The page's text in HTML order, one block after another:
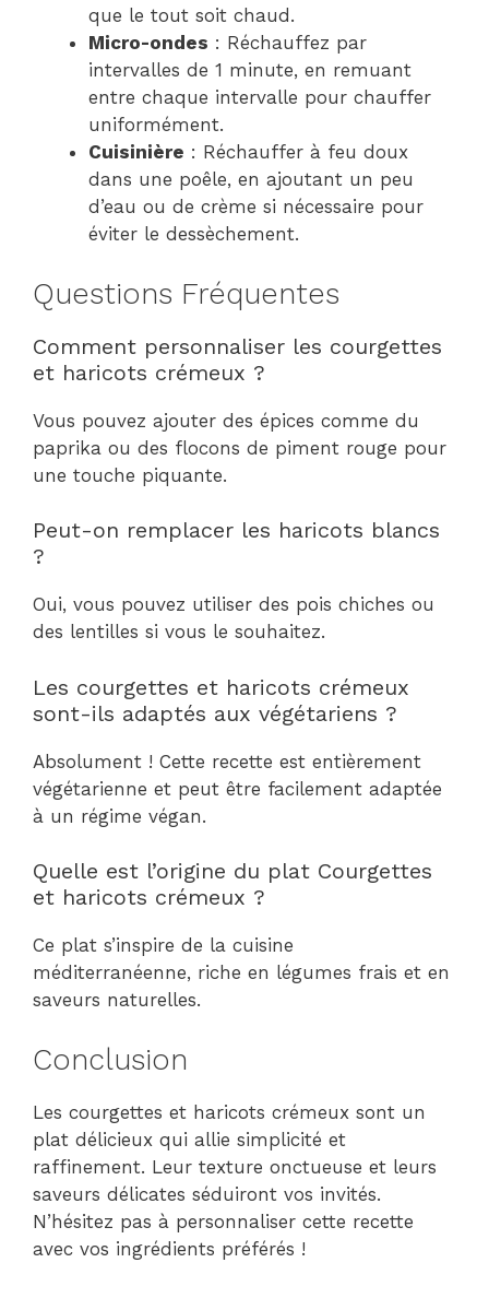
que le tout soit chaud.
Micro-ondes : Réchauffez par
intervalles de 1 minute, en remuant
entre chaque intervalle pour chauffer
uniformément.
Cuisinière : Réchauffer à feu doux
dans une poêle, en ajoutant un peu
d’eau ou de crème si nécessaire pour
éviter le dessèchement.
Questions Fréquentes
Comment personnaliser les courgettes
et haricots crémeux ?
Vous pouvez ajouter des épices comme du
paprika ou des flocons de piment rouge pour
une touche piquante.
Peut-on remplacer les haricots blancs
?
Oui, vous pouvez utiliser des pois chiches ou
des lentilles si vous le souhaitez.
Les courgettes et haricots crémeux
sont-ils adaptés aux végétariens ?
Absolument ! Cette recette est entièrement
végétarienne et peut être facilement adaptée
à un régime végan.
Quelle est l’origine du plat Courgettes
et haricots crémeux ?
Ce plat s’inspire de la cuisine
méditerranéenne, riche en légumes frais et en
saveurs naturelles.
Conclusion
Les courgettes et haricots crémeux sont un
plat délicieux qui allie simplicité et
raffinement. Leur texture onctueuse et leurs
saveurs délicates séduiront vos invités.
N’hésitez pas à personnaliser cette recette
avec vos ingrédients préférés !